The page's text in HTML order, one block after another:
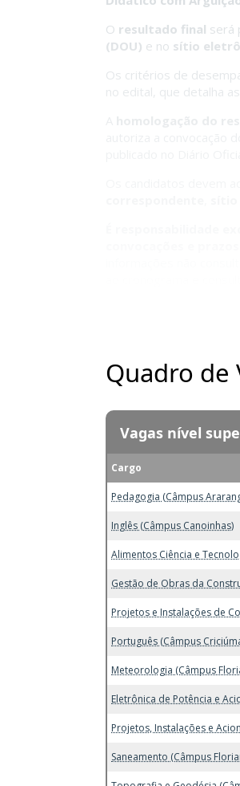
O resultado final será
(DOU) e no sítio
Os critérios de
no edital, que detalha
Quadro de
Vagas nível
Cargo
Pedagogia (Câmpus
Inglês (Câmpus Canoinhas)
Alimentos Ciência e
Gestão de Obras da
Projetos e Instalações de
Português (Câmpus
Meteorologia (Câmpus
Eletrônica de Potência e
Projetos, Instalações e
Saneamento (Câmpus